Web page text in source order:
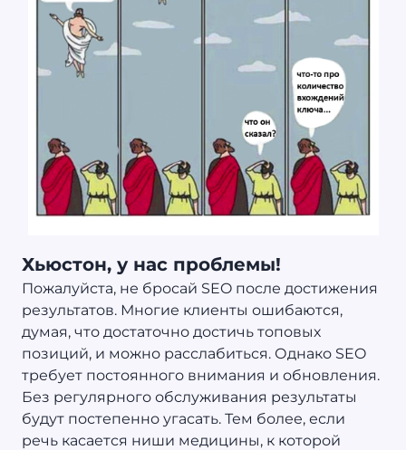
Хьюстон, у нас проблемы!
Пожалуйста, не бросай SEO после достижения
результатов. Многие клиенты ошибаются,
думая, что достаточно достичь топовых
позиций, и можно расслабиться. Однако SEO
требует постоянного внимания и обновления.
Без регулярного обслуживания результаты
будут постепенно угасать. Тем более, если
речь касается ниши медицины, к которой